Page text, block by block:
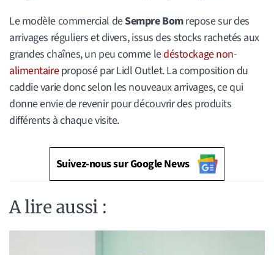
Le modèle commercial deSempre Bomrepose sur des
arrivages réguliers et divers, issus des stocks rachetés aux
grandes chaînes, un peu comme ledéstockage non-
alimentaireproposé par Lidl Outlet. La composition du
caddie varie donc selon les nouveaux arrivages, ce qui
donne envie de revenir pour découvrir des produits
différents à chaque visite.
Suivez-nous sur Google News
A lire aussi :